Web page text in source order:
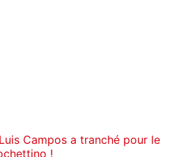
Campos a tranché pour le
!